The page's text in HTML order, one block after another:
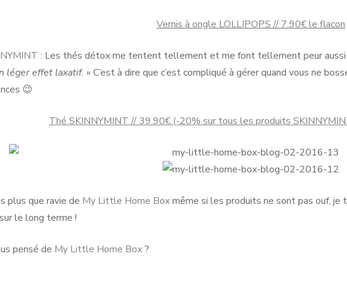
Vernis à ongle LOLLIPOPS // 7.90€ le flacon
: Les thés détox me tentent tellement et me font tellement peur
léger effet laxatif. » C’est à dire que c’est compliqué à gérer quand vous ne
😉
Thé SKINNYMINT // 39.90€ (-20% sur tous les produits
plus que ravie de My Little Home Boxmême si les produits ne sont pas ouf,
le long terme !
pensé de My Little Home Box?